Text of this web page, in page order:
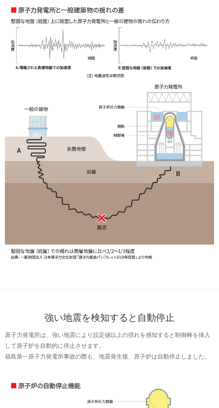
強い地震を検知すると自動停止
原子力発電所は、強い地震により設定値以上の揺れを感知すると制御棒を挿入
して原子炉を自動的に停止させます。
福島第一原子力発電所事故の際も、地震発生後、原子炉は自動停止しました。